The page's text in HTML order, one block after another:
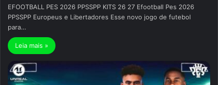
EFOOTBALL PES 2026 PPSSPP KITS 26 27 Efootball Pes 2026
PPSSPP Europeus e Libertadores Esse novo jogo de futebol
para…
Leia mais »